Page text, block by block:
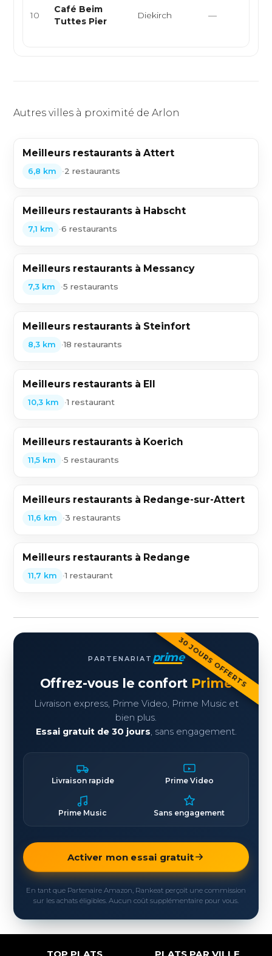
10
Café Beim
Tuttes Pier
Diekirch —
Autres villes à proximité de Arlon
Meilleurs restaurants à Attert
6,8 km •2 restaurants
Meilleurs restaurants à Habscht
7,1 km •6 restaurants
Meilleurs restaurants à Messancy
7,3 km •5 restaurants
Meilleurs restaurants à Steinfort
8,3 km •18 restaurants
Meilleurs restaurants à Ell
10,3 km •1 restaurant
Meilleurs restaurants à Koerich
11,5 km •5 restaurants
Meilleurs restaurants à Redange-sur-Attert
11,6 km •3 restaurants
Meilleurs restaurants à Redange
11,7 km •1 restaurant
30 JOURS OFFERTS
PARTENARIAT prime
Offrez-vous le confort Prime
Livraison express, Prime Video, Prime Music et
bien plus.
Essai gratuit de 30 jours , sans engagement.
Livraison rapide Prime Video
Prime Music Sans engagement
Activer mon essai gratuit
En tant que Partenaire Amazon, Rankeat perçoit une commission
sur les achats éligibles. Aucun coût supplémentaire pour vous.